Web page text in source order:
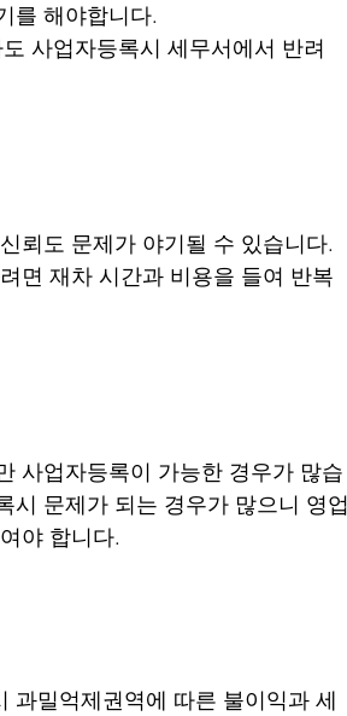
를 해야합니다.
사업자등록시 세무서에서 반려
뢰도 문제가 야기될 수 있습니다.
면 재차 시간과 비용을 들여 반복
사업자등록이 가능한 경우가 많습
시 문제가 되는 경우가 많으니 영업
야 합니다.
과밀억제권역에 따른 불이익과 세